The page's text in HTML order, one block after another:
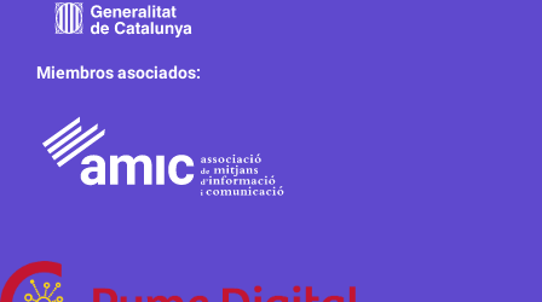
Miembros asociados: